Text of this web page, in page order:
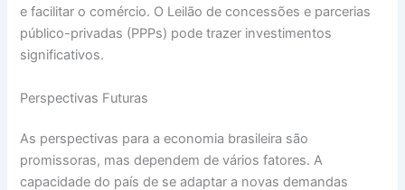
e facilitar o comércio. O Leilão de concessões e parcerias
público-privadas (PPPs) pode trazer investimentos
significativos.
Perspectivas Futuras
As perspectivas para a economia brasileira são
promissoras, mas dependem de vários fatores. A
capacidade do país de se adaptar a novas demandas